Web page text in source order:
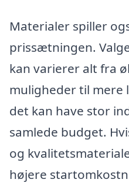
Materialer spiller
prissætningen.
kan varierer alt fra
muligheder til mere
det kan have stor
samlede budget.
og
højere